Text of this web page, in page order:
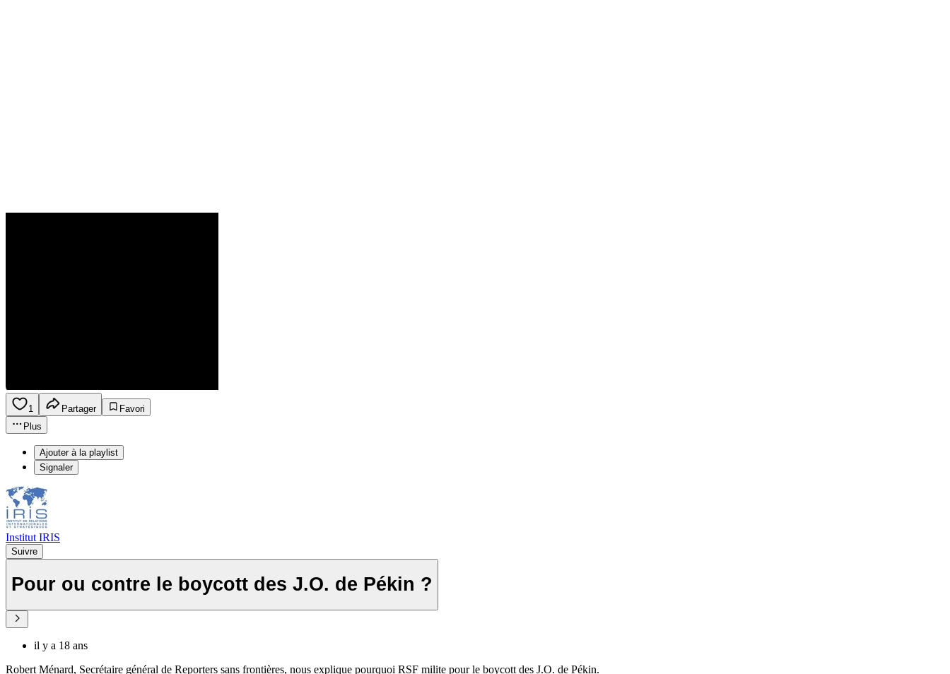
1 Partager
Favori
Plus
Ajouter à la playlist
Signaler
Institut IRIS
Suivre
Pour ou contre le boycott des J.O. de Pékin ?
il y a 18 ans
Robert Ménard, Secrétaire général de Reporters sans frontières, nous explique pourquoi RSF milite pour le boycott des J.O. de Pékin.